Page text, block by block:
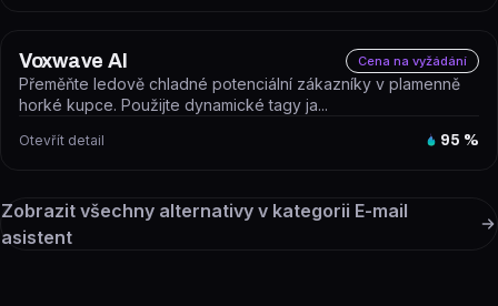
Voxwave AI Cena na vyžádání
Přeměňte ledově chladné potenciální zákazníky v plamenně
horké kupce. Použijte dynamické tagy ja...
Otevřít detail 95 %
Zobrazit všechny alternativy v kategorii E-mail
asistent